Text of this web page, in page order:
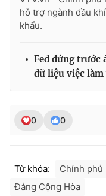
Ðiện thoại Thời báo VTV:
Email:toasoan@vtv.vn
hỗ trợ ngành dầu
khẩu.
Fed đứng trước
dữ liệu việc làm
0 0
Từ khóa: Chính phủ
Đảng Cộng Hòa